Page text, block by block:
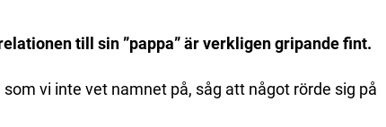
till sin ”pappa” är verkligen gripande fint.
vi inte vet namnet på, såg att något rörde sig på